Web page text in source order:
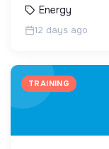
Energy
12 days ago
TRAINING